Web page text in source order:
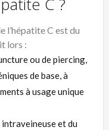
l’hépatite C est du
lors :
ou de piercing,
de base, à
à usage unique
intraveineuse et du